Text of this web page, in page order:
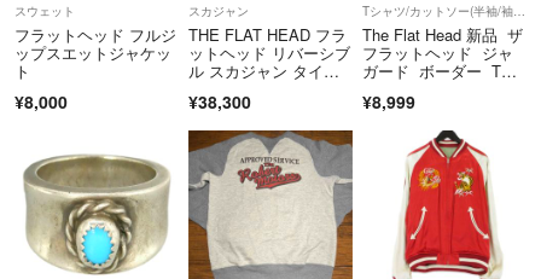
商品到着から5日以内にご連絡、返品受付後5日以内に当店に商品をご
返送ください。期限を過ぎた場合、初期不良等の場合でも対応いたしか
ねます。 必ず商品を受け取られた際に状態の確認をお願いいたしま
す。
クリーニングやアフターサービス代等の商品代金以上のご請求、不良品
の場合の一部返金での対応などはお受けできません。
Cランク以下の商品については、いかなる理由でもご返品をお断りさせ
ていただいております。
当アカウントはラクマ公式パートナーです。
スウェット
フラットヘッド フルジ
ップスエットジャケッ
ト
¥8,000
スカジャン
THE FLAT HEAD フラ
ットヘッド リバーシブ
ル スカジャン タイガ
¥38,300
Tシャツ/カットソー(半袖/袖なし)
The Flat Head 新品 ザ
フラットヘッド ジャ
ガード ボーダー Tシ
¥8,999